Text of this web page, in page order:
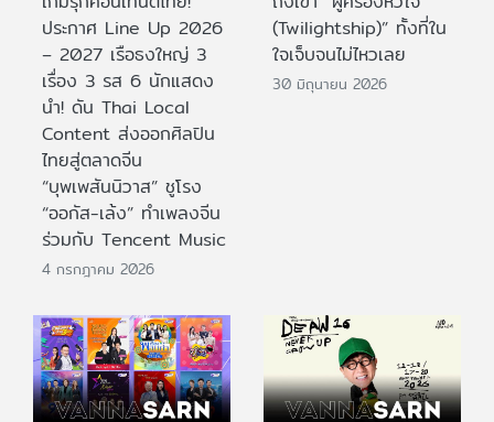
ประกาศ Line Up 2026
– 2027 เรือธงใหญ่ 3
เรื่อง 3 รส 6 นักแสดง
นำ! ดัน Thai Local
Content ส่งออกศิลปิน
ไทยสู่ตลาดจีน
“บุพเพสันนิวาส” ชูโรง
“ออกัส-เล้ง” ทำเพลงจีน
ร่วมกับ Tencent Music
4 กรกฎาคม 2026
(Twilightship)” ทั้งที่ใน
ใจเจ็บจนไม่ไหวเลย
30 มิถุนายน 2026